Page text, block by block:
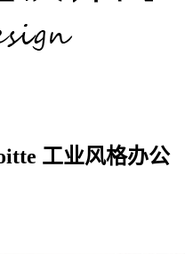
工业风格办公